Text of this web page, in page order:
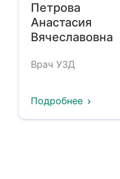
Петрова
Анастасия
Вячеславовна
Врач УЗД
Подробнее